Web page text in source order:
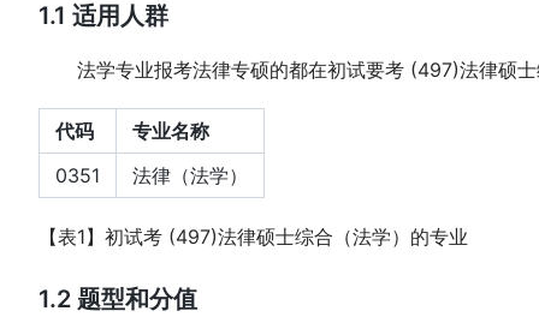
1.1 适用人群
法学专业报考法律专硕的都在初试要考 (497)法律硕士
代码
专业名称
0351
法律（法学）
【表1】初试考 (497)法律硕士综合（法学）的专业
1.2 题型和分值